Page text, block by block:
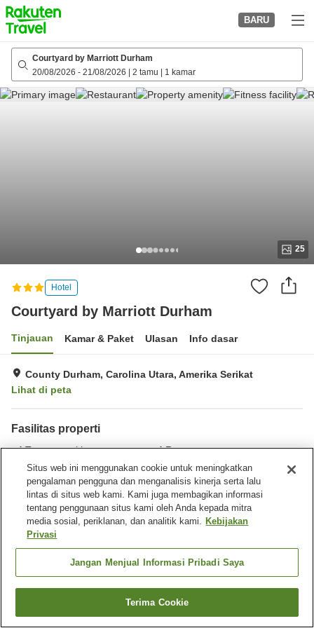
to
top
page
BARU
Courtyard by Marriott Durham
20/08/2026 - 21/08/2026 2 tamu 1 kamar
25
Hotel
Courtyard by Marriott Durham
Tinjauan Kamar & Paket Ulasan Info dasar
County Durham, Carolina Utara, Amerika Serikat
Lihat di peta
Fasilitas properti
Tempat parkir
Restoran
Bar
Benar-benar bebas rokok
Beranda Amerika Serikat Carolina Utara
County Durham
Courtyard by Marriott Durham
Cari kamar
Situs web ini menggunakan cookie untuk meningkatkan
pengalaman pengguna dan menganalisis kinerja serta lalu
lintas di situs web kami. Kami juga membagikan informasi
tentang penggunaan situs kami oleh Anda kepada mitra
media sosial, periklanan, dan analitik kami. Kebijakan
Privasi
Jangan Menjual Informasi Pribadi Saya
Terima Cookie